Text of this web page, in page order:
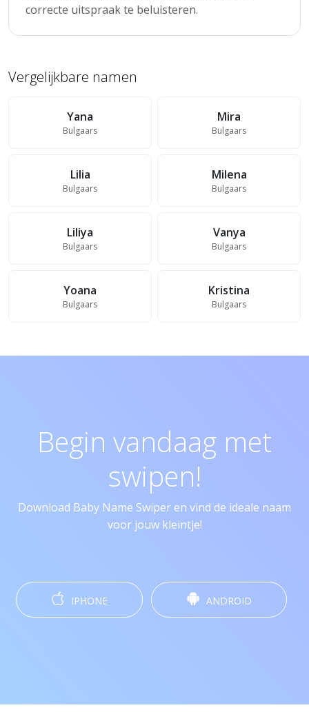
correcte uitspraak te beluisteren.
Vergelijkbare namen
Yana
Bulgaars
Mira
Bulgaars
Lilia
Bulgaars
Milena
Bulgaars
Liliya
Bulgaars
Vanya
Bulgaars
Yoana
Bulgaars
Kristina
Bulgaars
Begin vandaag met
swipen!
Download Baby Name Swiper en vind de ideale naam
voor jouw kleintje!
IPHONE ANDROID